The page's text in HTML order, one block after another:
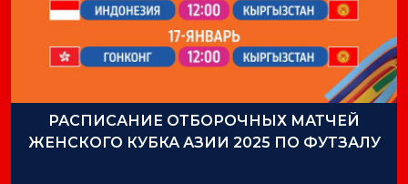
РАСПИСАНИЕ ОТБОРОЧНЫХ МАТЧЕЙ
ЖЕНСКОГО КУБКА АЗИИ 2025 ПО ФУТЗАЛУ